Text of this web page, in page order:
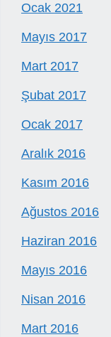
Ocak 2021
Mayıs 2017
Mart 2017
Şubat 2017
Ocak 2017
Aralık 2016
Kasım 2016
Ağustos 2016
Haziran 2016
Mayıs 2016
Nisan 2016
Mart 2016